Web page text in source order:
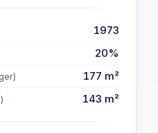
1973
20%
177 m²
143 m²